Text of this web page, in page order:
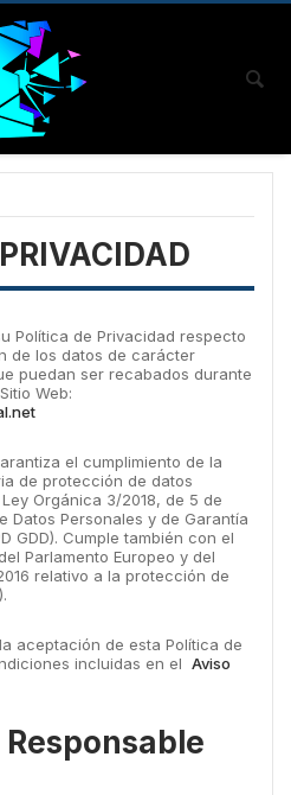
Política de Privacidad respecto
de los datos de carácter
puedan ser recabados durante
Web:
el cumplimiento de la
de protección de datos
Orgánica 3/2018, de 5 de
Datos Personales y de Garantía
GDD). Cumple también con el
Parlamento Europeo y del
relativo a la protección de
aceptación de esta Política de
incluidas en el Aviso